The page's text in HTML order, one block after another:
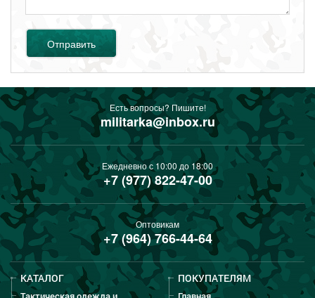
Отправить
Есть вопросы? Пишите!
militarka@inbox.ru
Ежедневно с 10:00 до 18:00
+7 (977) 822-47-00
Оптовикам
+7 (964) 766-44-64
КАТАЛОГ ПОКУПАТЕЛЯМ